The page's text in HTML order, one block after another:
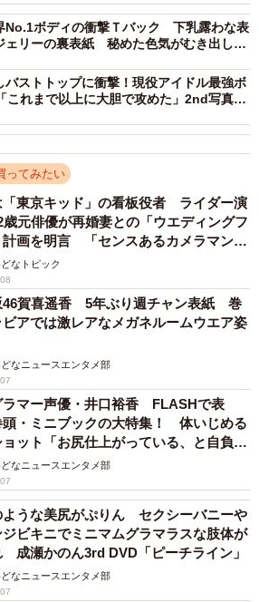
No.1ボディの衝撃Ｔバック 下乳露わな表
ェリーの裏表紙 秘めた色気がむき出しの
バストトップに衝撃！現役アイドル最強ボ
これまで以上に大胆で攻めた」2nd写真集
ってみたい
「東京キッド」の看板役者 ライダー演
歳元俳優が再婚妻との「ウエディングフ
計画を明言 「センスあるカメラマン求
どなトピック
46賀喜遥香 5年ぶり週チャン表紙 巻
アでは激レアなメガネルームウエア姿
どなニュースエンタメ部
ラマー声優・井口裕香 FLASHで表
頭・ミニブックの大特集！ 体いじめる
ット「お尻仕上がっている、と自負し
」「いくつになっても理想の身体でい
どなニュースエンタメ部
ような美尻がぷりん セクシーバニーや
ビキニでミニマムグラマラスな肢体が
成瀬かのん3rd DVD「ピーチライン」
どなニュースエンタメ部